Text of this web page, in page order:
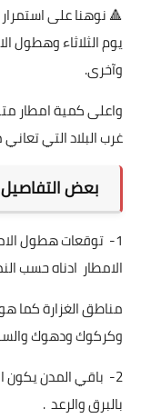
🔺 نوهنا على
يوم الثلاثاء وهطول
وآخرى.
واعلى كمية امطار
غرب البلاد التي
بعض
الامطار ادناه حسب
وكركوك ودهوك
2- باقي المدن
بالبرق والرعد .